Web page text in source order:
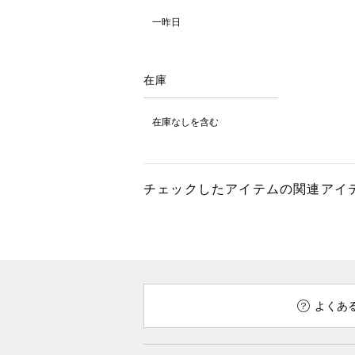
一昨日
在庫
在庫なしを含む
チェックしたアイテムの関連アイ
よくあ